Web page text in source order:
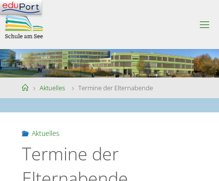
Skip
to
content
CHU
LEA
MS
EE
HomeAktuelles Termine der Elternabende
Aktuelles
Termine der